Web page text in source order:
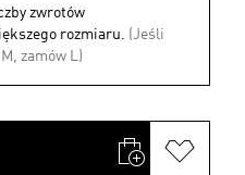
zwrotów
rozmiaru. (Jeśli
zamów L)